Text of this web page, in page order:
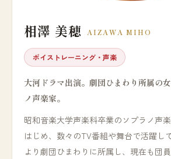
相澤 美穂 AIZAWA MIHO
ボイストレーニング・声楽
大河ドラマ出演。劇団ひまわり所属の
ノ声楽家。
昭和音楽大学声楽科卒業のソプラノ声
はじめ、数々のTV番組や舞台で活躍し
より劇団ひまわりに所属し、現在も団